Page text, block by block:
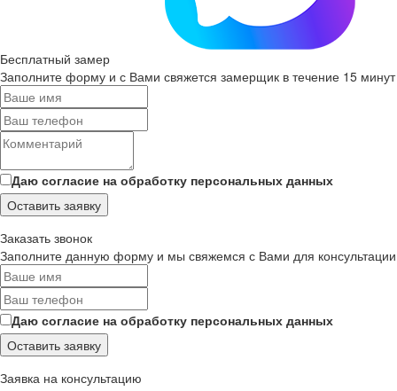
Бесплатный замер
Заполните форму и с Вами свяжется замерщик в течение 15 минут
Даю согласие на обработку персональных данных
Оставить заявку
Заказать звонок
Заполните данную форму и мы свяжемся с Вами для консультации
Даю согласие на обработку персональных данных
Оставить заявку
Заявка на консультацию